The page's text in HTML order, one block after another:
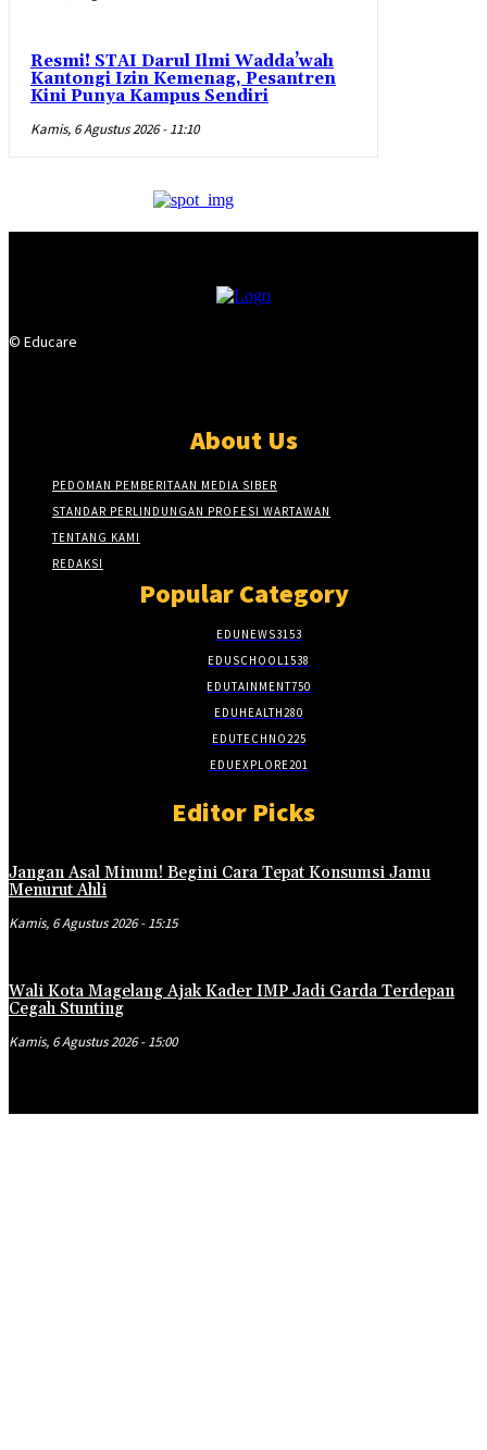
Resmi! STAI Darul Ilmi Wadda’wah
Kantongi Izin Kemenag, Pesantren
Kini Punya Kampus Sendiri
Kamis, 6 Agustus 2026 - 11:10
© Educare
About Us
PEDOMAN PEMBERITAAN MEDIA SIBER
STANDAR PERLINDUNGAN PROFESI WARTAWAN
TENTANG KAMI
REDAKSI
Popular Category
EDUNEWS3153
EDUSCHOOL1538
EDUTAINMENT750
EDUHEALTH280
EDUTECHNO225
EDUEXPLORE201
Editor Picks
Jangan Asal Minum! Begini Cara Tepat Konsumsi Jamu
Menurut Ahli
Kamis, 6 Agustus 2026 - 15:15
Wali Kota Magelang Ajak Kader IMP Jadi Garda Terdepan
Cegah Stunting
Kamis, 6 Agustus 2026 - 15:00